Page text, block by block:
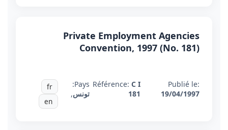
Private Employment Agencies
Convention, 1997 (No. 181)
Publié le:
19/04/1997
Référence: C I
181
Pays:
تونس,
fr
en